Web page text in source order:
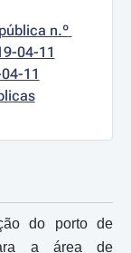
n.º
04-11
11
do porto de
a área de